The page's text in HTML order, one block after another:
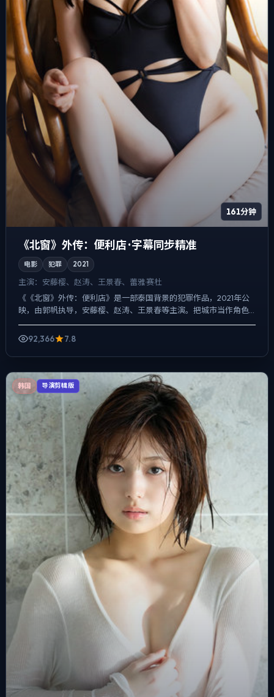
161分钟
《北窗》外传：便利店 · 字幕同步精准
电影 犯罪 2021
主演： 安藤樱、赵涛、王景春、蕾雅·赛杜
《《北窗》外传：便利店》是一部泰国背景的犯罪作品，2021年公
映，由郭帆执导，安藤樱、赵涛、王景春等主演。把城市当作角色
来写，夜景与雨声贯穿全片，动作戏服务于叙事节点，每场打斗...
92,366
7.8
韩国 导演剪辑版